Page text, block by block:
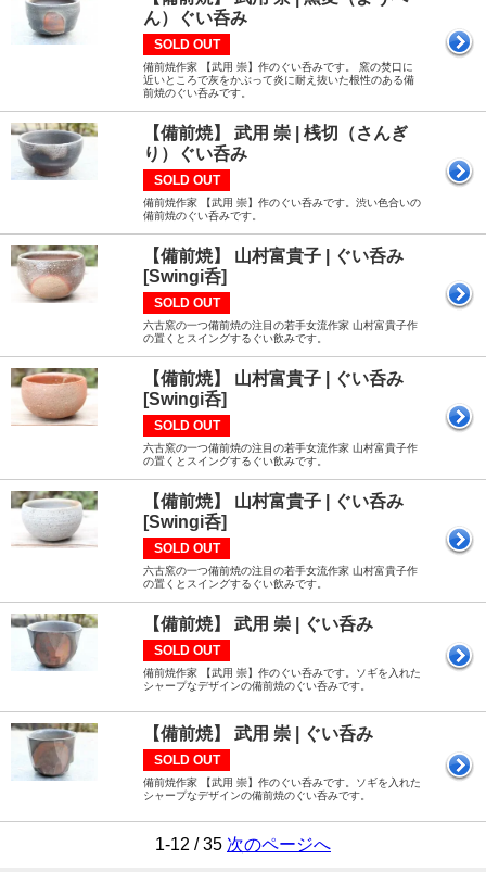
ん）ぐい呑み
SOLD OUT
備前焼作家 【武用 崇】作のぐい呑みです。 窯の焚口に
近いところで灰をかぶって炎に耐え抜いた根性のある備
前焼のぐい呑みです。
【備前焼】 武用 崇 | 桟切（さんぎ
り）ぐい呑み
SOLD OUT
備前焼作家 【武用 崇】作のぐい呑みです。渋い色合いの
備前焼のぐい呑みです。
【備前焼】 山村富貴子 | ぐい呑み
[Swingi呑]
SOLD OUT
六古窯の一つ備前焼の注目の若手女流作家 山村富貴子作
の置くとスイングするぐい飲みです。
【備前焼】 山村富貴子 | ぐい呑み
[Swingi呑]
SOLD OUT
六古窯の一つ備前焼の注目の若手女流作家 山村富貴子作
の置くとスイングするぐい飲みです。
【備前焼】 山村富貴子 | ぐい呑み
[Swingi呑]
SOLD OUT
六古窯の一つ備前焼の注目の若手女流作家 山村富貴子作
の置くとスイングするぐい飲みです。
【備前焼】 武用 崇 | ぐい呑み
SOLD OUT
備前焼作家 【武用 崇】作のぐい呑みです。ソギを入れた
シャープなデザインの備前焼のぐい呑みです。
【備前焼】 武用 崇 | ぐい呑み
SOLD OUT
備前焼作家 【武用 崇】作のぐい呑みです。ソギを入れた
シャープなデザインの備前焼のぐい呑みです。
1-12 / 35 次のページへ